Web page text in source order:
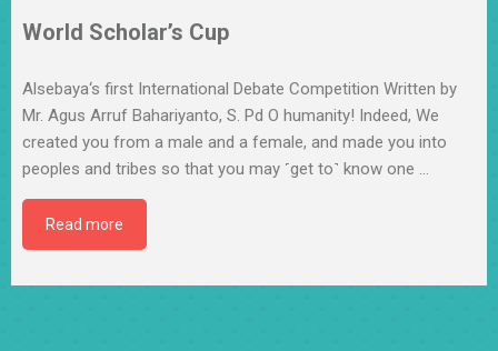
World Scholar’s Cup
Alsebaya‘s first International Debate Competition Written by
Mr. Agus Arruf Bahariyanto, S. Pd O humanity! Indeed, We
created you from a male and a female, and made you into
peoples and tribes so that you may ˹get to˺ know one …
Read more